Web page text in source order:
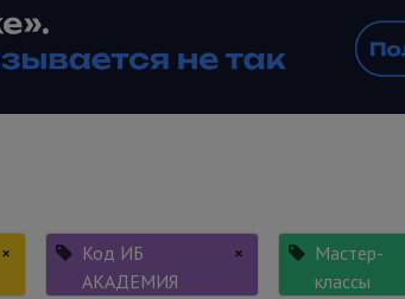
×
Код ИБ
АКАДЕМИЯ
×
Мастер-
классы